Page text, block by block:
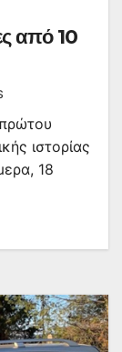
από 10
ιστορίας
18